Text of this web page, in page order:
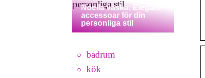
Noella väska: Elegant
accessoar för din
personliga stil
badrum
kök